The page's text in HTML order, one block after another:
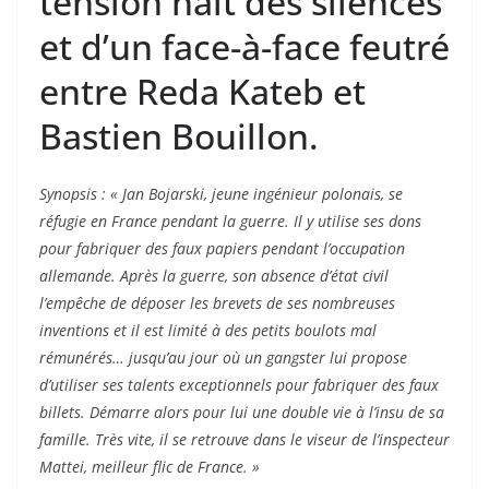
et d’un face-à-face feutré
entre Reda Kateb et
Bastien Bouillon.
Synopsis : « Jan Bojarski, jeune ingénieur polonais, se
réfugie en France pendant la guerre. Il y utilise ses dons
pour fabriquer des faux papiers pendant l’occupation
allemande. Après la guerre, son absence d’état civil
l’empêche de déposer les brevets de ses nombreuses
inventions et il est limité à des petits boulots mal
rémunérés… jusqu’au jour où un gangster lui propose
d’utiliser ses talents exceptionnels pour fabriquer des faux
billets. Démarre alors pour lui une double vie à l’insu de sa
famille. Très vite, il se retrouve dans le viseur de l’inspecteur
Mattei, meilleur flic de France. »